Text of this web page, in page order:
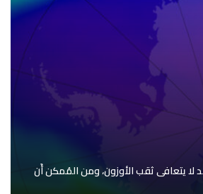
لا يتعافى ثقب الأوزون، ومن المُمكن أَن